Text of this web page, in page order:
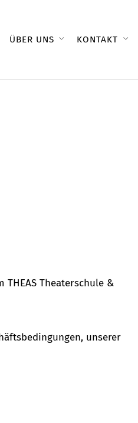
ÜBER UNS KONTAKT
Theaterschule &
unserer